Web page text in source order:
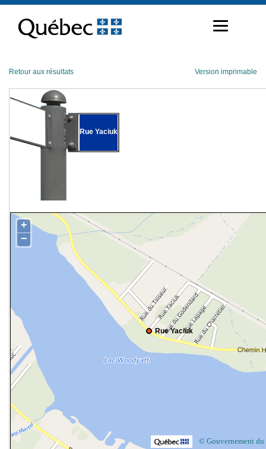
contenu
Retour aux résultats Version imprimable
Rue Yaciuk
Rue Yaciuk
+
−
© Gouvernement du